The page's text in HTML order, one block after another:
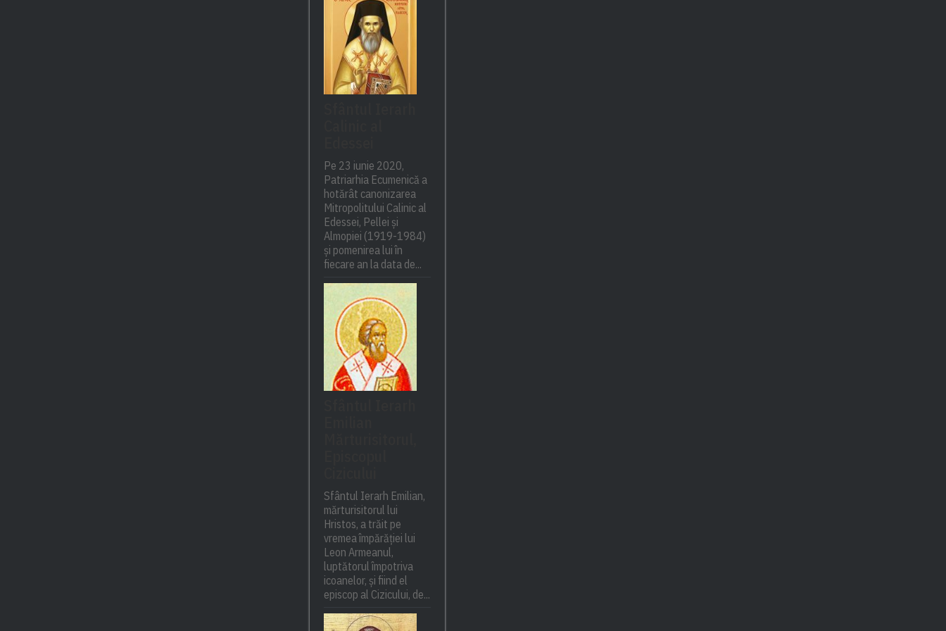
Pe 23 iunie 2020,
Patriarhia Ecumenică a
hotărât canonizarea
Mitropolitului Calinic al
Edessei, Pellei și
Almopiei (1919-1984)
și pomenirea lui în
fiecare an la data de...
Sfântul Ierarh Emilian,
mărturisitorul lui
Hristos, a trăit pe
vremea împărăției lui
Leon Armeanul,
luptătorul împotriva
icoanelor, și fiind el
episcop al Cizicului, de...